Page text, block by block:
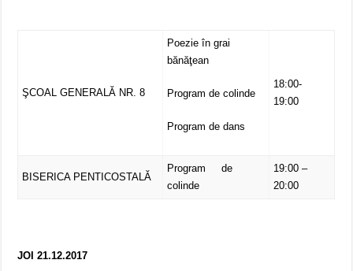
ŞCOAL GENERALĂ NR. 8
Poezie în grai
bănăţean
Program de colinde
Program de dans
18:00-
19:00
BISERICA PENTICOSTALĂ
Program de
colinde
19:00 –
20:00
JOI 21.12.2017